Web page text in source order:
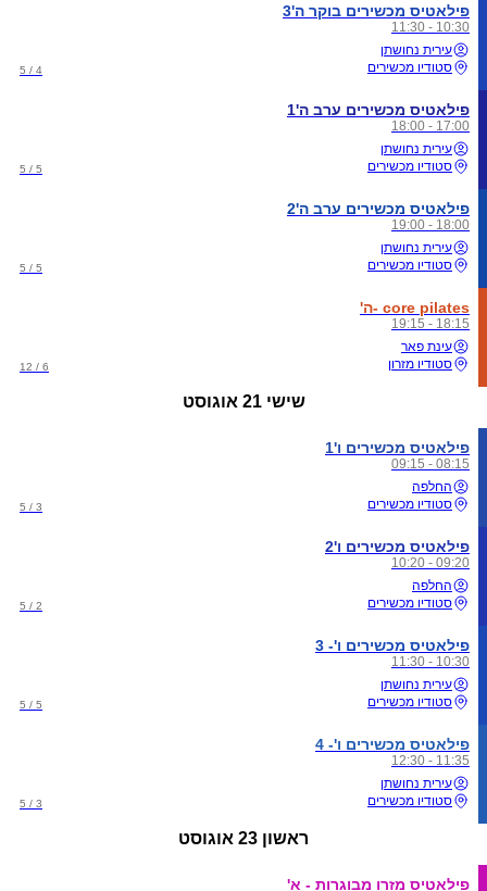
פילאטיס מכשירים בוקר ה'3
10:30 - 11:30
עירית נחושתן
סטודיו מכשירים
4 / 5
פילאטיס מכשירים ערב ה'1
17:00 - 18:00
עירית נחושתן
סטודיו מכשירים
5 / 5
פילאטיס מכשירים ערב ה'2
18:00 - 19:00
עירית נחושתן
סטודיו מכשירים
5 / 5
core pilates -ה'
18:15 - 19:15
עינת פאר
סטודיו מזרון
6 / 12
שישי 21 אוגוסט
פילאטיס מכשירים ו'1
08:15 - 09:15
החלפה
סטודיו מכשירים
3 / 5
פילאטיס מכשירים ו'2
09:20 - 10:20
החלפה
סטודיו מכשירים
2 / 5
פילאטיס מכשירים ו'- 3
10:30 - 11:30
עירית נחושתן
סטודיו מכשירים
5 / 5
פילאטיס מכשירים ו'- 4
11:35 - 12:30
עירית נחושתן
סטודיו מכשירים
3 / 5
ראשון 23 אוגוסט
פילאטיס מזרו מבוגרות - א'